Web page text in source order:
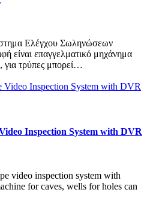
€.
Ελέγχου Σωληνώσεων
είναι επαγγελματικό μηχάνημα
για τρύπες μπορεί…
Inspection System with DVR
video inspection system with
for caves, wells for holes can